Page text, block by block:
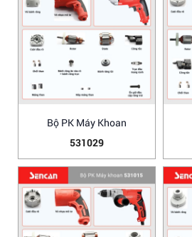
Bộ PK Máy Khoan
531029